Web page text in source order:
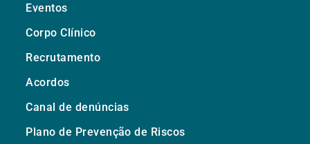
Eventos
Corpo Clínico
Recrutamento
Acordos
Canal de denúncias
Plano de Prevenção de Riscos